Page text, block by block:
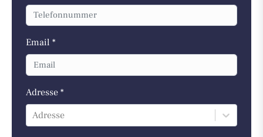
Email *
Adresse *
Adresse